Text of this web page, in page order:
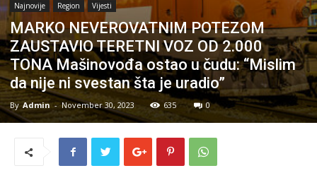
Najnovije Region Vijesti
MARKO NEVEROVATNIM POTEZOM
ZAUSTAVIO TERETNI VOZ OD 2.000
TONA Mašinovođa ostao u čudu: “Mislim
da nije ni svestan šta je uradio”
By Admin - November 30, 2023 635 0